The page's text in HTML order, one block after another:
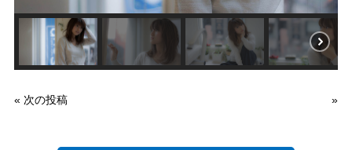
« 次の投稿 »